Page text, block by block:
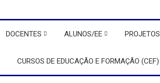
DOCENTES ALUNOS/EE PROJETOS
CURSOS DE EDUCAÇÃO E FORMAÇÃO (CEF)